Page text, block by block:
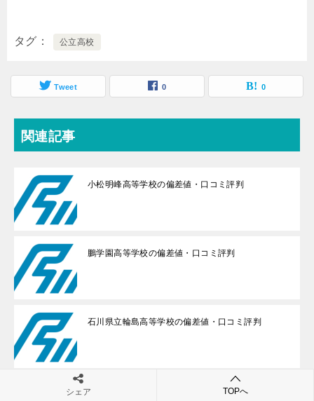
タグ 公立高校
Tweet 0 0
関連記事
小松明峰高等学校の偏差値・口コミ評判
鵬学園高等学校の偏差値・口コミ評判
石川県立輪島高等学校の偏差値・口コミ評判
大聖寺高等学校の偏差値・口コミ評判
シェア TOPへ